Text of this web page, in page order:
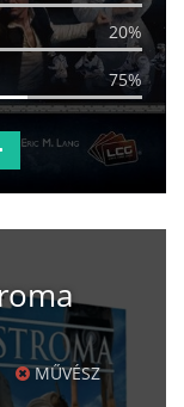
20%
75%
MŰVÉSZ